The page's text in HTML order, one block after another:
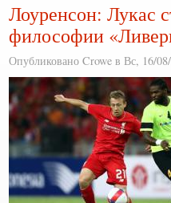
Лоуренсон: Лукас
философии
Опубликовано Crowe в Вс, 16/